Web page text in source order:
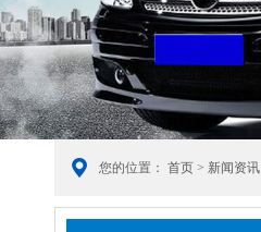
您的位置： 首页 > 新闻资讯